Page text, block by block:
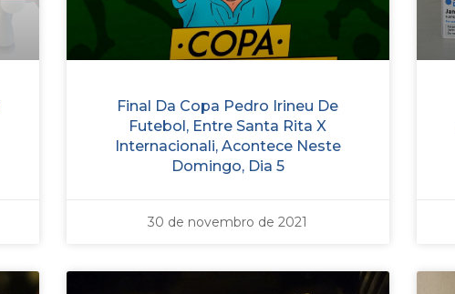
Final Da Copa Pedro Irineu De
Futebol, Entre Santa Rita X
Internacionali, Acontece Neste
Domingo, Dia 5
30 de novembro de 2021